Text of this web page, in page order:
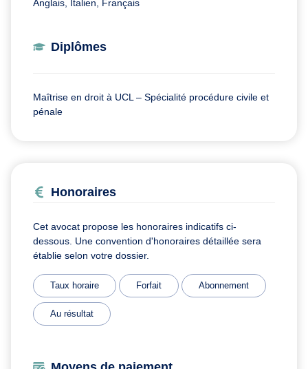
Anglais, Italien, Français
Diplômes
Maîtrise en droit à UCL – Spécialité procédure civile et
pénale
Honoraires
Cet avocat propose les honoraires indicatifs ci-
dessous. Une convention d'honoraires détaillée sera
établie selon votre dossier.
Taux horaire Forfait Abonnement
Au résultat